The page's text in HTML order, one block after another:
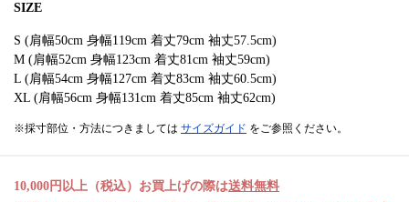
SIZE
S (肩幅50cm 身幅119cm 着丈79cm 袖丈57.5cm)
M (肩幅52cm 身幅123cm 着丈81cm 袖丈59cm)
L (肩幅54cm 身幅127cm 着丈83cm 袖丈60.5cm)
XL (肩幅56cm 身幅131cm 着丈85cm 袖丈62cm)
※採寸部位・方法につきましては サイズガイド をご参照ください。
10,000円以上（税込）お買上げの際は送料無料